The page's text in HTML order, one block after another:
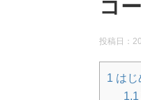
コ
投稿日：
1 はじ
1.1